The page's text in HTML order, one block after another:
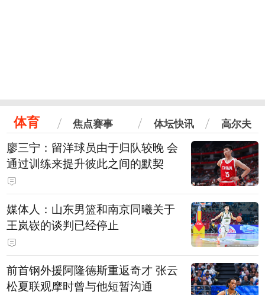
体育 焦点赛事 体坛快讯 高尔夫
廖三宁：留洋球员由于归队较晚 会
通过训练来提升彼此之间的默契
媒体人：山东男篮和南京同曦关于
王岚嵚的谈判已经停止
前首钢外援阿隆德斯重返奇才 张云
松夏联观摩时曾与他短暂沟通